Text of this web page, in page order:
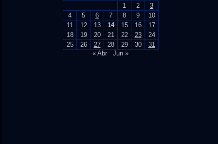
1
2
3
4
5 6 7 8 9
10
11
12 13 14 15 16
17
18
19 20 21 22 23
24
25
26 27 28 29 30
31
« Abr
Jun »